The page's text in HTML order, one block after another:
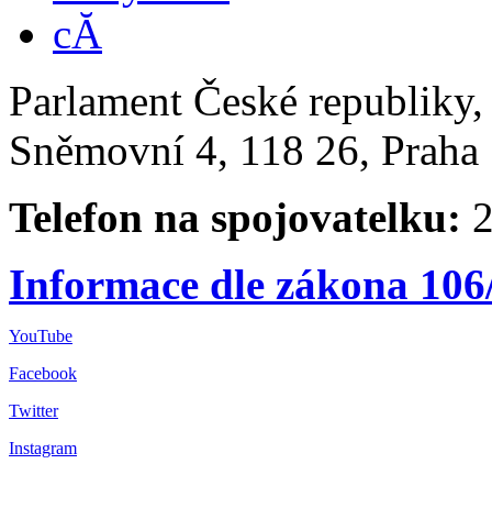
Parlament České
Sněmovní 4, 118 26,
Telefon na spojovatelku:
Informace dle zákona
YouTube
Facebook
Twitter
Instagram